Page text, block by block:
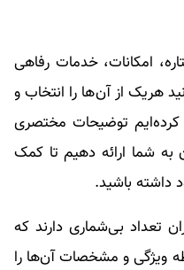
امکانات، خدمات رفاهی
و... در تهران وجود دارند که می‌توانید هریک از آن‎‌ها را انتخاب و
کرده‌ایم توضیحات مختصری
به شما ارائه دهیم تا کمک
داشته باشید.
تعداد بی‌شماری دارند که
ویژگی‌ و مشخصات آن‌ها را